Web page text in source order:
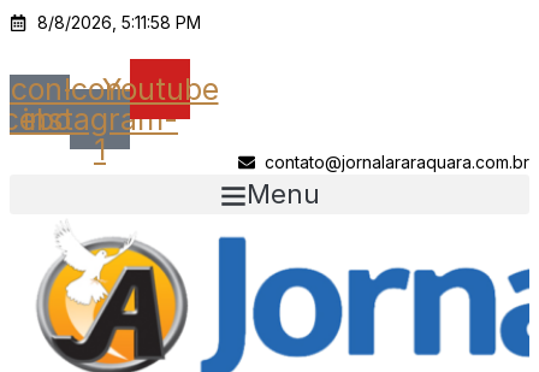
Ir
o
conteúdo
8/8/2026, 5:11:58 PM
Icon-Icon-
instagram-
1
Youtube
contato@jornalararaquara.com.br
Menu